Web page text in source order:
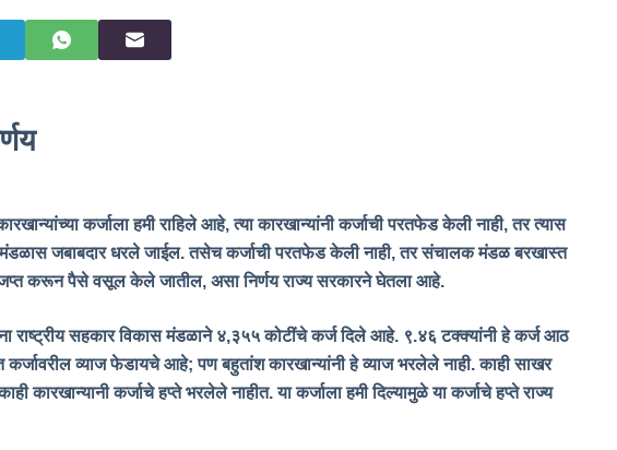
कर्जाला हमी राहिले आहे, त्या कारखान्यांनी कर्जाची परतफेड केली नाही, तर त्यास
जबाबदार धरले जाईल. तसेच कर्जाची परतफेड केली नाही, तर संचालक मंडळ बरखास्त
जप्त करून पैसे वसूल केले जातील, असा निर्णय राज्य सरकारने घेतला आहे.
राष्ट्रीय सहकार विकास मंडळाने ४,३५५ कोटींचे कर्ज दिले आहे. ९.४६ टक्क्यांनी हे कर्ज आठ
कर्जावरील व्याज फेडायचे आहे; पण बहुतांश कारखान्यांनी हे व्याज भरलेले नाही. काही साखर
कारखान्यानी कर्जाचे हप्ते भरलेले नाहीत. या कर्जाला हमी दिल्यामुळे या कर्जाचे हप्ते राज्य